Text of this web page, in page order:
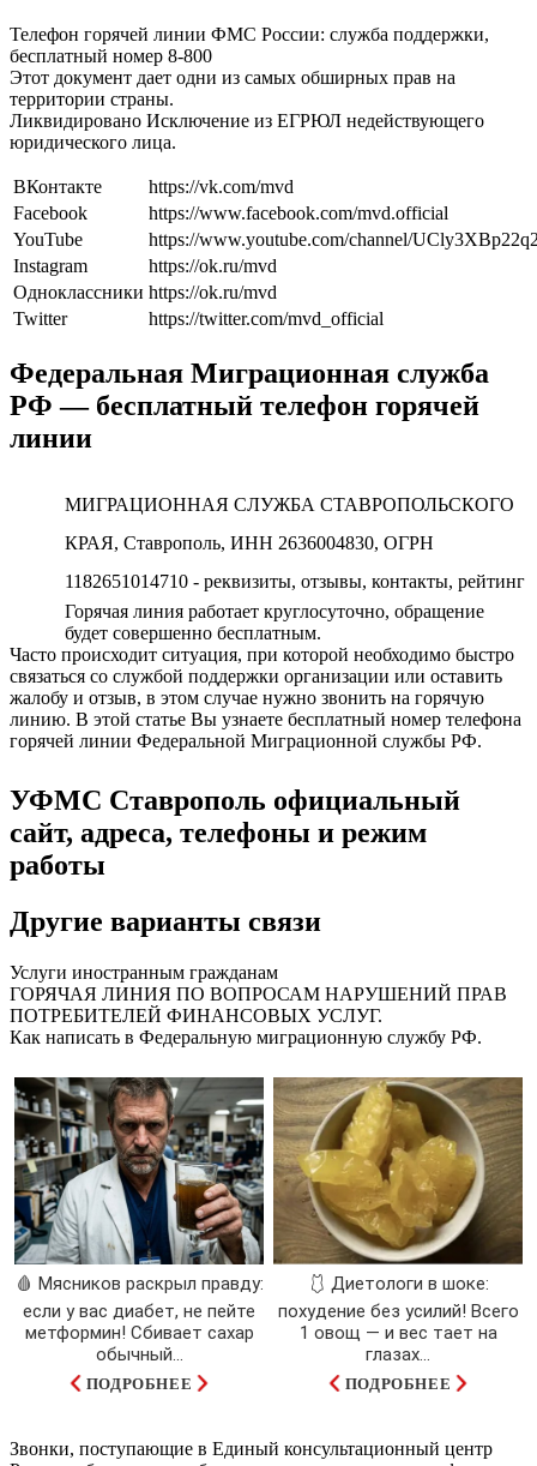
Телефон горячей линии ФМС России: служба поддержки,
бесплатный номер 8-800
Этот документ дает одни из самых обширных прав на
территории страны.
Ликвидировано Исключение из ЕГРЮЛ недействующего
юридического лица.
ВКонтакте
https://vk.com/mvd
Facebook
https://www.facebook.com/mvd.official
YouTube
https://www.youtube.com/channel/
Instagram
https://ok.ru/mvd
Одноклассники https://ok.ru/mvd
Twitter
https://twitter.com/mvd_official
Федеральная Миграционная служба
РФ — бесплатный телефон горячей
линии
МИГРАЦИОННАЯ СЛУЖБА СТАВРОПОЛЬСКОГО
КРАЯ, Ставрополь, ИНН 2636004830, ОГРН
1182651014710 - реквизиты, отзывы, контакты, рейтинг
Горячая линия работает круглосуточно, обращение
будет совершенно бесплатным.
Часто происходит ситуация, при которой необходимо быстро
связаться со службой поддержки организации или оставить
жалобу и отзыв, в этом случае нужно звонить на горячую
линию. В этой статье Вы узнаете бесплатный номер телефона
горячей линии Федеральной Миграционной службы РФ.
УФМС Ставрополь официальный
сайт, адреса, телефоны и режим
работы
Другие варианты связи
Услуги иностранным гражданам
ГОРЯЧАЯ ЛИНИЯ ПО ВОПРОСАМ НАРУШЕНИЙ ПРАВ
ПОТРЕБИТЕЛЕЙ ФИНАНСОВЫХ УСЛУГ.
Как написать в Федеральную миграционную службу РФ.
🩸 Мясников раскрыл правду:
если у вас диабет, не пейте
метформин! Сбивает сахар
обычный...
ПОДРОБНЕЕ
🩱 Диетологи в шоке:
похудение без усилий! Всего
1 овощ — и вес тает на
глазах…
ПОДРОБНЕЕ
Звонки, поступающие в Единый консультационный центр